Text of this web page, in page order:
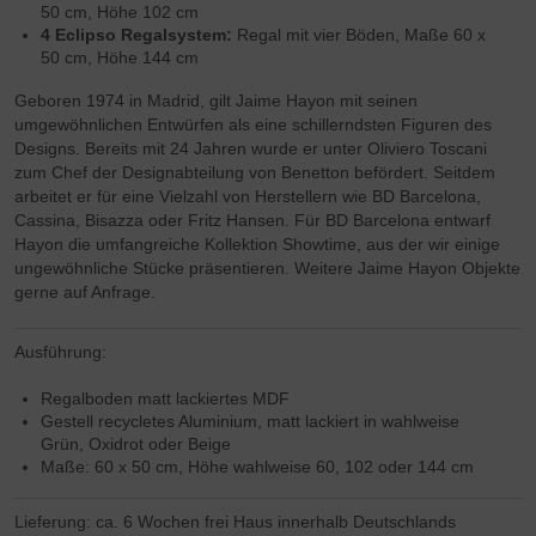
50 cm, Höhe 102 cm
4 Eclipso Regalsystem: Regal mit vier Böden, Maße 60 x
50 cm, Höhe 144 cm
Geboren 1974 in Madrid, gilt Jaime Hayon mit seinen
umgewöhnlichen Entwürfen als eine schillerndsten Figuren des
Designs. Bereits mit 24 Jahren wurde er unter Oliviero Toscani
zum Chef der Designabteilung von Benetton befördert. Seitdem
arbeitet er für eine Vielzahl von Herstellern wie BD Barcelona,
Cassina, Bisazza oder Fritz Hansen. Für BD Barcelona entwarf
Hayon die umfangreiche Kollektion Showtime, aus der wir einige
ungewöhnliche Stücke präsentieren. Weitere Jaime Hayon Objekte
gerne auf Anfrage.
Ausführung:
Regalboden matt lackiertes MDF
Gestell recycletes Aluminium, matt lackiert in wahlweise
Grün, Oxidrot oder Beige
Maße: 60 x 50 cm, Höhe wahlweise 60, 102 oder 144 cm
Lieferung: ca. 6 Wochen frei Haus innerhalb Deutschlands